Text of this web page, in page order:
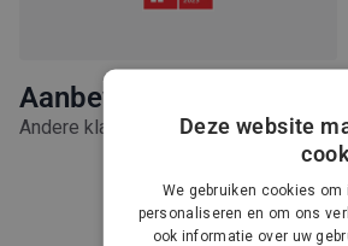
Aanbevolen producten
Andere klanten kochten ook
Unable to load
Deze website
We gebruiken cookies
personaliseren en om ons
ook informatie over uw